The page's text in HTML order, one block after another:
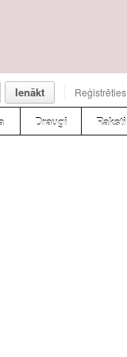
Ienākt Reģistrēties
Draugi Raksti